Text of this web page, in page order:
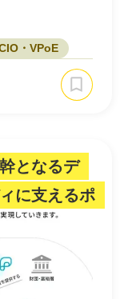
・VPoE
となるデ
に支えるポ